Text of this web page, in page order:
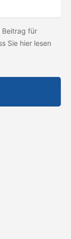
Beitrag für
Sie hier lesen